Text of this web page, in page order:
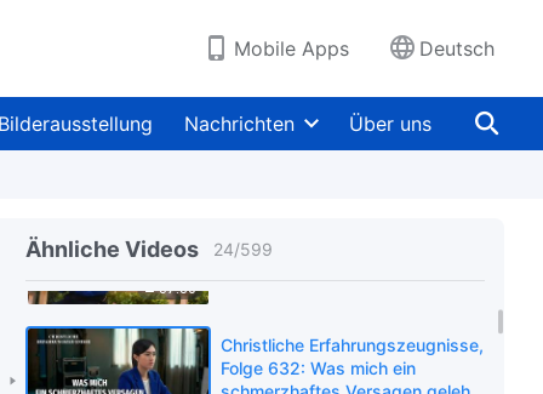
Mobile Apps Deutsch
Bilderausstellung Nachrichten Über uns
Ähnliche Videos 24/599
Folge 634: Gelernte Lektionen
nach der Neuzuweisung meiner
Pflicht
37:30
Folge 633: Ich korrigierte meine
falschen Auffassungen über den
Glauben an Gott
Christliche Erfahrungszeugnisse,
Folge 632: Was mich ein